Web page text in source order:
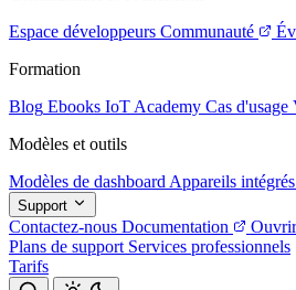
Espace développeurs Communauté
Formation
Blog Ebooks IoT Academy Cas d'usage
Modèles et outils
Modèles de dashboard Appareils intégrés
Support
Contactez-nous Documentation
Plans de support Services professionnels
Tarifs